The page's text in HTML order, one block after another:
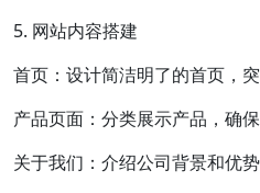
5. 网站内容搭建
首页：设计简洁明了的首页，突
产品页面：分类展示产品，确
关于我们：介绍公司背景和优势